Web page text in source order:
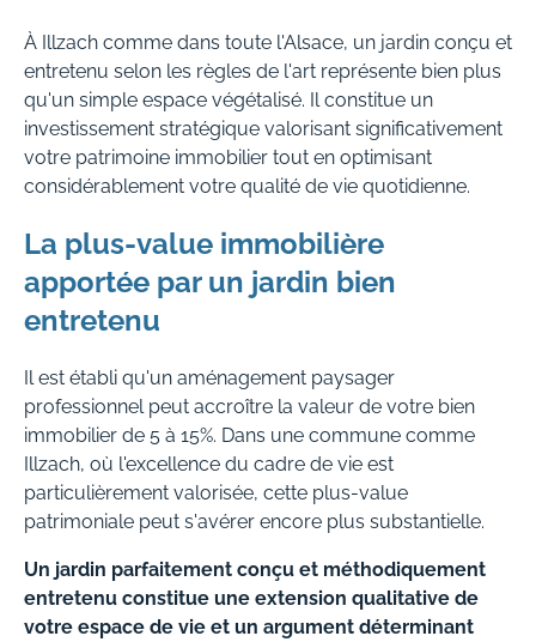
À Illzach comme dans toute l'Alsace, un jardin conçu et
entretenu selon les règles de l'art représente bien plus
qu'un simple espace végétalisé. Il constitue un
investissement stratégique valorisant significativement
votre patrimoine immobilier tout en optimisant
considérablement votre qualité de vie quotidienne.
La plus-value immobilière
apportée par un jardin bien
entretenu
Il est établi qu'un aménagement paysager
professionnel peut accroître la valeur de votre bien
immobilier de 5 à 15%. Dans une commune comme
Illzach, où l'excellence du cadre de vie est
particulièrement valorisée, cette plus-value
patrimoniale peut s'avérer encore plus substantielle.
Un jardin parfaitement conçu et méthodiquement
entretenu constitue une extension qualitative de
votre espace de vie et un argument déterminant